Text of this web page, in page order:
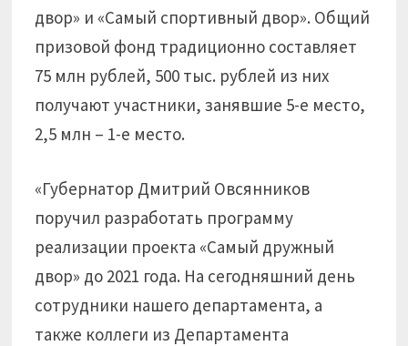
двор» и «Самый спортивный двор». Общий
призовой фонд традиционно составляет
75 млн рублей, 500 тыс. рублей из них
получают участники, занявшие 5-е место,
2,5 млн – 1-е место.
«Губернатор Дмитрий Овсянников
поручил разработать программу
реализации проекта «Самый дружный
двор» до 2021 года. На сегодняшний день
сотрудники нашего департамента, а
также коллеги из Департамента